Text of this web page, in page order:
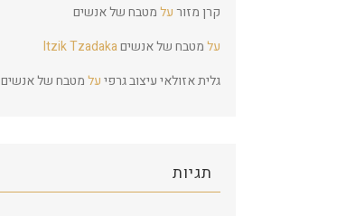
קרן מזורעלמטבח של אנשים
Itzik Tzadaka
עלמטבח של אנשים
גלית אזולאי עיצוב גרפיעלמטבח של אנשים
תגיות